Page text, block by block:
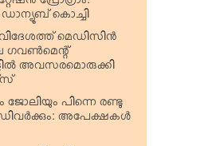
കൊച്ചി
മെഡിസിന്‍
ഗവണ്‍മെന്റ്
അവസരമൊരുക്കി
പിന്നെ രണ്ടു
അപേക്ഷകള്‍